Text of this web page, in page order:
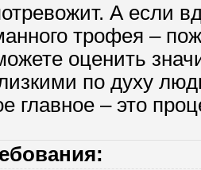
А если
трофея –
оценить
по духу
главное – это